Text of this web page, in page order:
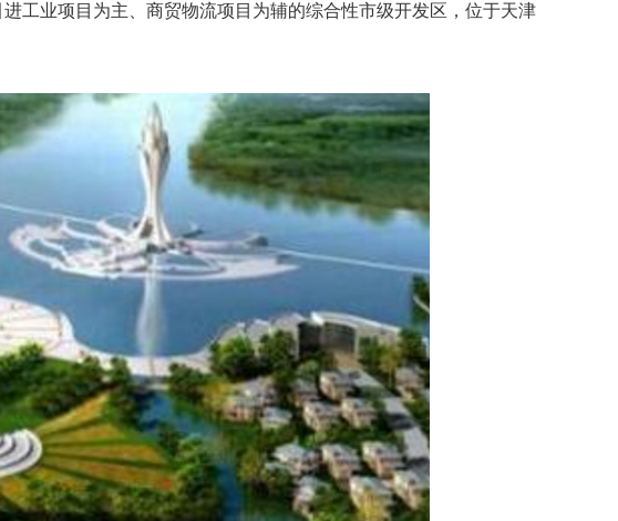
工业项目为主、商贸物流项目为辅的综合性市级开发区，位于天津